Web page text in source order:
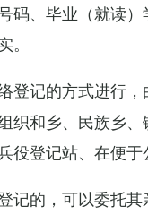
、毕业（就读
登记的方式进行
织和乡、民族乡
登记站、在便于
记的，可以委托